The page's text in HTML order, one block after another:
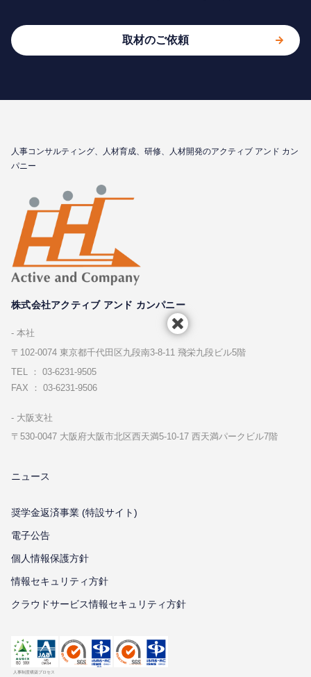
取材のご依頼
⼈事コンサルティング、⼈材育成、研修、⼈材開発のアクティブ アンド カン
パニー
株式会社アクティブ アンド カンパニー
本社
〒102-0074 東京都千代⽥区九段南3-8-11 飛栄九段ビル5階
TEL ： 03-6231-9505
FAX ： 03-6231-9506
⼤阪⽀社
〒530-0047 ⼤阪府⼤阪市北区⻄天満5-10-17 ⻄天満パークビル7階
ニュース
奨学金返済事業 (特設サイト)
電子公告
個⼈情報保護⽅針
情報セキュリティ⽅針
クラウドサービス情報セキュリティ方針